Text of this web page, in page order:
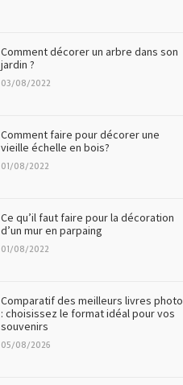
Comment décorer un arbre dans son
jardin ?
03/08/2022
Comment faire pour décorer une
vieille échelle en bois?
01/08/2022
Ce qu’il faut faire pour la décoration
d’un mur en parpaing
01/08/2022
Comparatif des meilleurs livres photo
: choisissez le format idéal pour vos
souvenirs
05/08/2026